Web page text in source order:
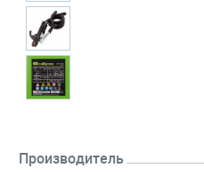
Производитель